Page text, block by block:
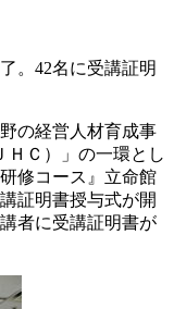
。42名に受講証明
の経営人材育成事
ＨＣ）」の一環とし
修コース』立命館
証明書授与式が開
者に受講証明書が